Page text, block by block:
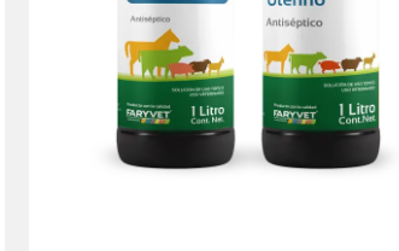
es una línea de productos diseñada
manejo sanitario en bovinos, enfocada en la
prevención de infecciones y el cuidado en
críticas del sistema reproductivo y productivo.
Beneficios principales: